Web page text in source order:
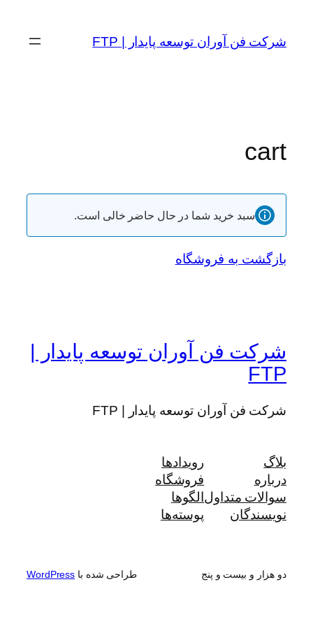
شرکت فن آوران توسعه پایدار | FTP
cart
سبد خرید شما در حال حاضر خالی است.
بازگشت به فروشگاه
شرکت فن آوران توسعه پایدار |
FTP
شرکت فن آوران توسعه پایدار | FTP
بلاگ
درباره
سوالات متداول
نویسندگان
رویدادها
فروشگاه
الگوها
پوسته‌ها
دو هزار و بیست و پنج طراحی شده با WordPress